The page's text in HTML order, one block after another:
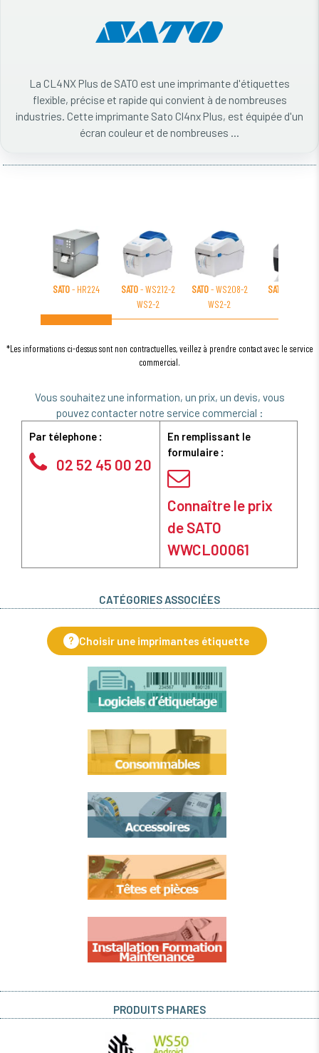
La CL4NX Plus de SATO est une imprimante d'étiquettes
flexible, précise et rapide qui convient à de nombreuses
industries. Cette imprimante Sato Cl4nx Plus, est équipée d'un
écran couleur et de nombreuses ...
SATO- HR224 SATO- WS212-2
WS2-2
SATO- WS208-2
WS2-2
SATO
*Les informations ci-dessus sont non contractuelles, veillez à prendre contact avec le service
commercial.
Vous souhaitez une information, un prix, un devis, vous
pouvez contacter notre service commercial :
Par télephone :
02 52 45 00 20
En remplissant le
formulaire :
Connaître le prix
de SATO
WWCL00061
CATÉGORIES ASSOCIÉES
? Choisir une imprimantes étiquette
PRODUITS PHARES